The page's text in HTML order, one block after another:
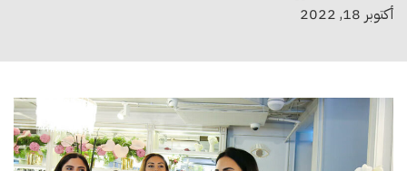
أكتوبر 18, 2022